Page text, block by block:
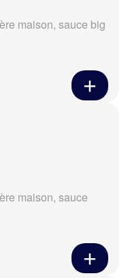
maison, sauce big
maison, sauce